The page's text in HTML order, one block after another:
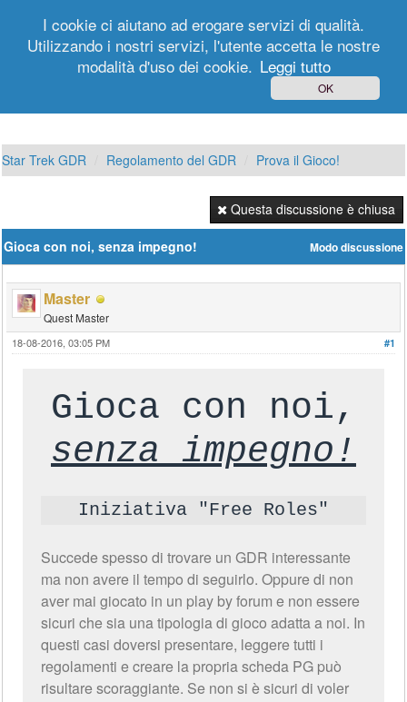
Registrati
Star Trek GDR Regolamento del GDR Prova il Gioco!
Questa discussione è chiusa
Modo discussione
Gioca con noi, senza impegno!
Master
Quest Master
#1
18-08-2016, 03:05 PM
Gioca con noi,
senza impegno!
Iniziativa "Free Roles"
Succede spesso di trovare un GDR interessante
ma non avere il tempo di seguirlo. Oppure di non
aver mai giocato in un play by forum e non essere
sicuri che sia una tipologia di gioco adatta a noi. In
questi casi doversi presentare, leggere tutti i
regolamenti e creare la propria scheda PG può
risultare scoraggiante. Se non si è sicuri di voler
I cookie ci aiutano ad erogare servizi di qualità.
Utilizzando i nostri servizi, l'utente accetta le nostre
modalità d'uso dei cookie. Leggi tutto
OK